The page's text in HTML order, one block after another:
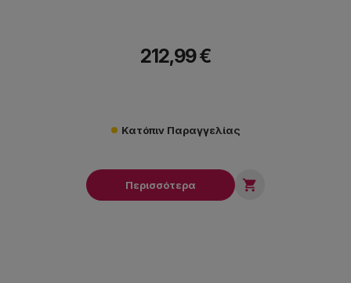
212,99 €
Κατόπιν Παραγγελίας
Περισσότερα 